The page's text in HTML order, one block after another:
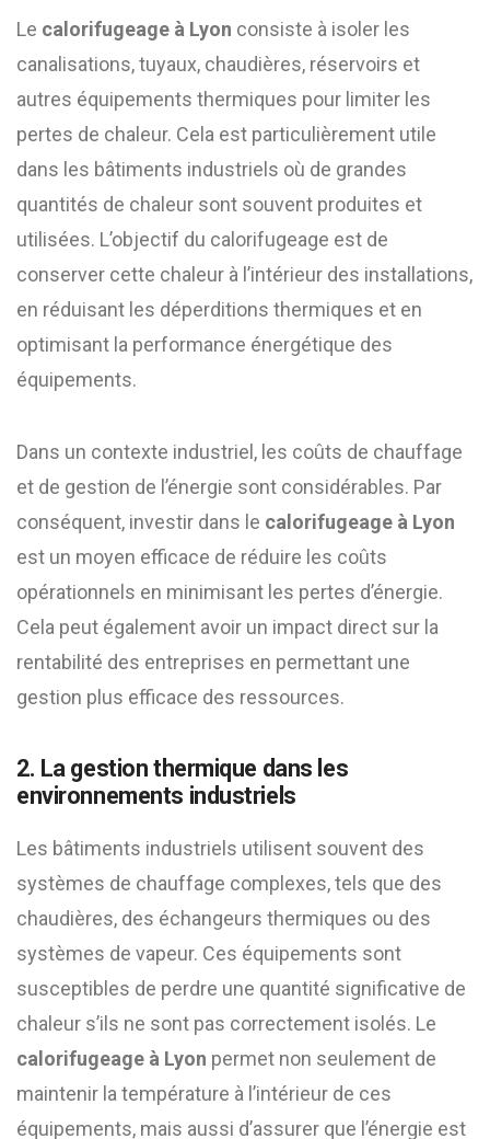
Le calorifugeage à Lyon consiste à isoler les
canalisations, tuyaux, chaudières, réservoirs et
autres équipements thermiques pour limiter les
pertes de chaleur. Cela est particulièrement utile
dans les bâtiments industriels où de grandes
quantités de chaleur sont souvent produites et
utilisées. L’objectif du calorifugeage est de
conserver cette chaleur à l’intérieur des installations,
en réduisant les déperditions thermiques et en
optimisant la performance énergétique des
équipements.
Dans un contexte industriel, les coûts de chauffage
et de gestion de l’énergie sont considérables. Par
conséquent, investir dans le calorifugeage à Lyon
est un moyen efficace de réduire les coûts
opérationnels en minimisant les pertes d’énergie.
Cela peut également avoir un impact direct sur la
rentabilité des entreprises en permettant une
gestion plus efficace des ressources.
2. La gestion thermique dans les
environnements industriels
Les bâtiments industriels utilisent souvent des
systèmes de chauffage complexes, tels que des
chaudières, des échangeurs thermiques ou des
systèmes de vapeur. Ces équipements sont
susceptibles de perdre une quantité significative de
chaleur s’ils ne sont pas correctement isolés. Le
calorifugeage à Lyon permet non seulement de
maintenir la température à l’intérieur de ces
équipements, mais aussi d’assurer que l’énergie est